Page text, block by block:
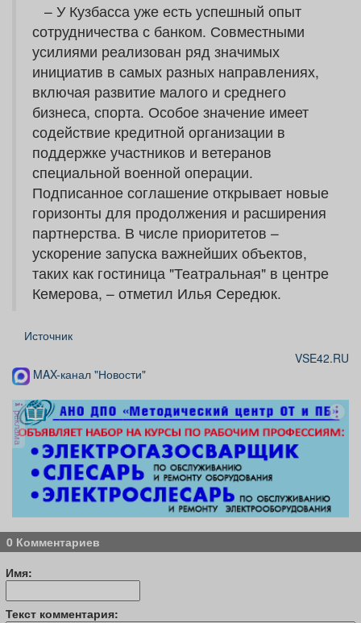
– У Кузбасса уже есть успешный опыт
сотрудничества с банком. Совместными
усилиями реализован ряд значимых
инициатив в самых разных направлениях,
включая развитие малого и среднего
бизнеса, спорта. Особое значение имеет
содействие кредитной организации в
поддержке участников и ветеранов
специальной военной операции.
Подписанное соглашение открывает новые
горизонты для продолжения и расширения
партнерства. В числе приоритетов –
ускорение запуска важнейших объектов,
таких как гостиница "Театральная" в центре
Кемерова, – отметил Илья Середюк.
Источник
VSE42.RU
MAX-канал "Новости"
реклама
0 Комментариев
Имя:
Текст комментария: